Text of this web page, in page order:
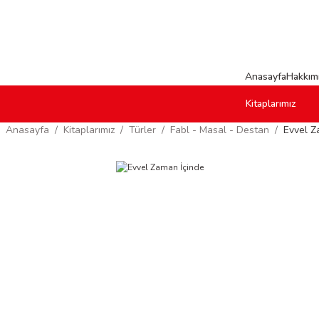
Anasayfa
Kitaplarımız
Anasayfa
Kitaplarımız Türler Fabl - Masal - Destan Evvel